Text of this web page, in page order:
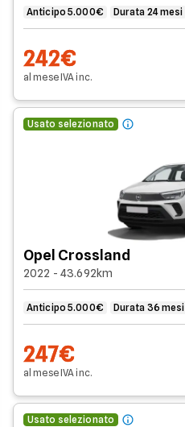
Anticipo 5.000€ Durata 24 mesi
242€
al meseIVAinc.
Usato selezionato
Opel Crossland
2022 - 43.692km
Anticipo 5.000€ Durata 36 mesi
247€
al meseIVAinc.
Usato selezionato